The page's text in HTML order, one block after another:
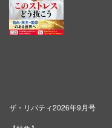
ザ・リバティ2026年9月号